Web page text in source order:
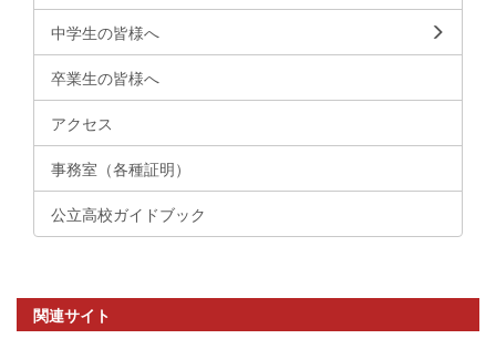
中学生の皆様へ
卒業生の皆様へ
アクセス
事務室（各種証明）
公立高校ガイドブック
関連サイト